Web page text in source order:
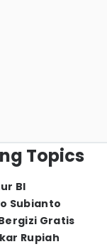
Topics
BI
Subianto
Gratis
Rupiah